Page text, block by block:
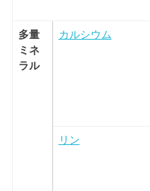
多量
ミネ
ラル
カルシウム
リン